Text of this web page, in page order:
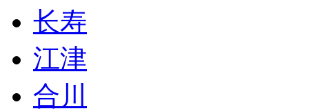
长寿
江津
合川